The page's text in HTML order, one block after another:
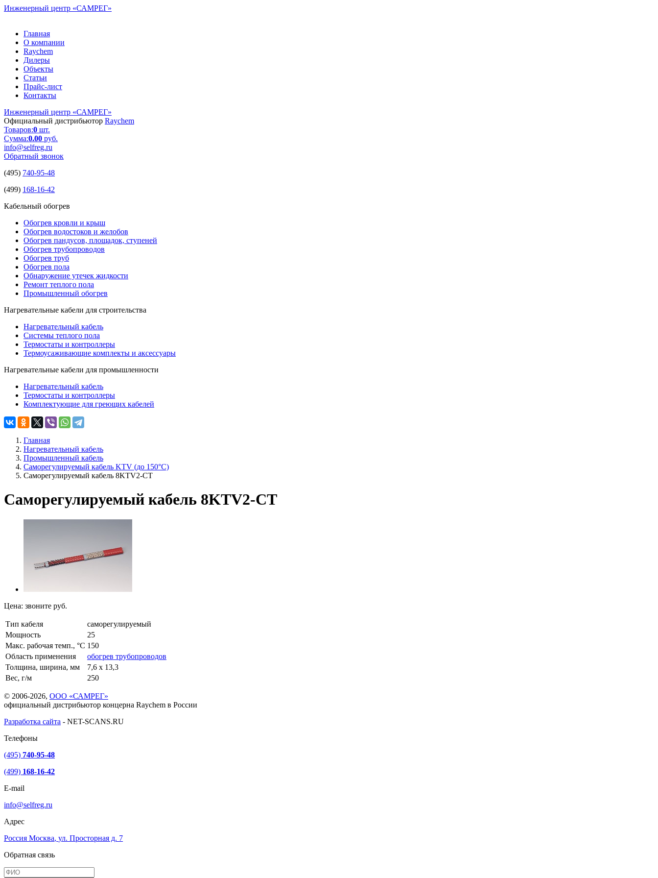
Инженерный центр «САМРЕГ»
Главная
О компании
Raychem
Дилеры
Объекты
Статьи
Прайс-лист
Контакты
Инженерный центр «САМРЕГ»
Официальный дистрибьютор Raychem
Товаров:0 шт.
Сумма:0.00 руб.
info@selfreg.ru
Обратный звонок
(495) 740-95-48
(499) 168-16-42
Кабельный обогрев
Обогрев кровли и крыш
Обогрев водостоков и желобов
Обогрев пандусов, площадок, ступеней
Обогрев трубопроводов
Обогрев труб
Обогрев пола
Обнаружение утечек жидкости
Ремонт теплого пола
Промышленный обогрев
Нагревательные кабели для строительства
Нагревательный кабель
Системы теплого пола
Термостаты и контроллеры
Термоусаживающие комплекты и аксессуары
Нагревательные кабели для промышленности
Нагревательный кабель
Термостаты и контроллеры
Комплектующие для греющих кабелей
Главная
Нагревательный кабель
Промышленный кабель
Саморегулируемый кабель KTV (до 150°С)
Саморегулируемый кабель 8KTV2-CT
Саморегулируемый кабель 8KTV2-CT
Цена: звоните руб.
Тип кабеля
саморегулируемый
Мощность
25
Макс. рабочая темп., °C 150
Область применения
обогрев трубопроводов
Толщина, ширина, мм
7,6 x 13,3
Вес, г/м
250
© 2006-2026, ООО «САМРЕГ»
официальный дистрибьютор концерна Raychem в России
Разработка сайта - NET-SCANS.RU
Телефоны
(495) 740-95-48
(499) 168-16-42
E-mail
info@selfreg.ru
Адрес
Россия Москва, ул. Просторная д. 7
Обратная связь